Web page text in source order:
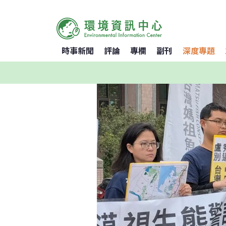
時事新聞 評論 專欄 副刊 深度專題